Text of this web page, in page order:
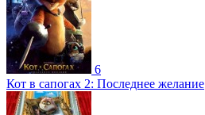
6
Кот в сапогах 2: Последнее желание